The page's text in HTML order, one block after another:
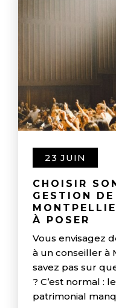
23 JUIN
CHOISIR
GESTION
À POSER
Vous envisagez
à un conseiller à
savez pas sur
? C’est normal :
patrimonial